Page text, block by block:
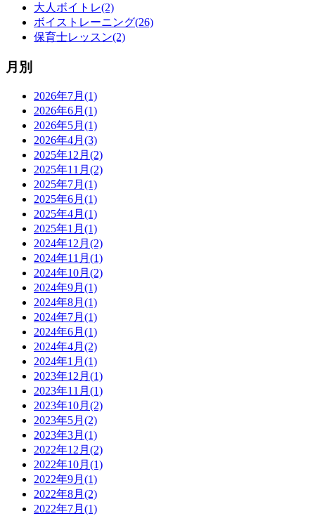
大人ボイトレ(2)
ボイストレーニング(26)
保育士レッスン(2)
月別
2026年7月(1)
2026年6月(1)
2026年5月(1)
2026年4月(3)
2025年12月(2)
2025年11月(2)
2025年7月(1)
2025年6月(1)
2025年4月(1)
2025年1月(1)
2024年12月(2)
2024年11月(1)
2024年10月(2)
2024年9月(1)
2024年8月(1)
2024年7月(1)
2024年6月(1)
2024年4月(2)
2024年1月(1)
2023年12月(1)
2023年11月(1)
2023年10月(2)
2023年5月(2)
2023年3月(1)
2022年12月(2)
2022年10月(1)
2022年9月(1)
2022年8月(2)
2022年7月(1)